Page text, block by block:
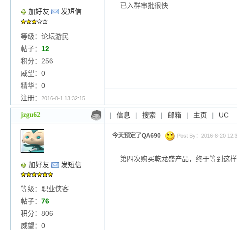
加好友 发短信
等级：论坛游民
帖子： 12
积分：256
威望：0
精华：0
注册：
2016-8-1 13:32:15
已入群审批很快
jzgu62 | 信息 | 搜索 | 邮箱 | 主页 | UC
加好友 发短信
等级：职业侠客
帖子： 76
积分：806
威望：0
今天预定了QA690 Post By：2016-8-20
第四次购买乾龙盛产品，终于等到这